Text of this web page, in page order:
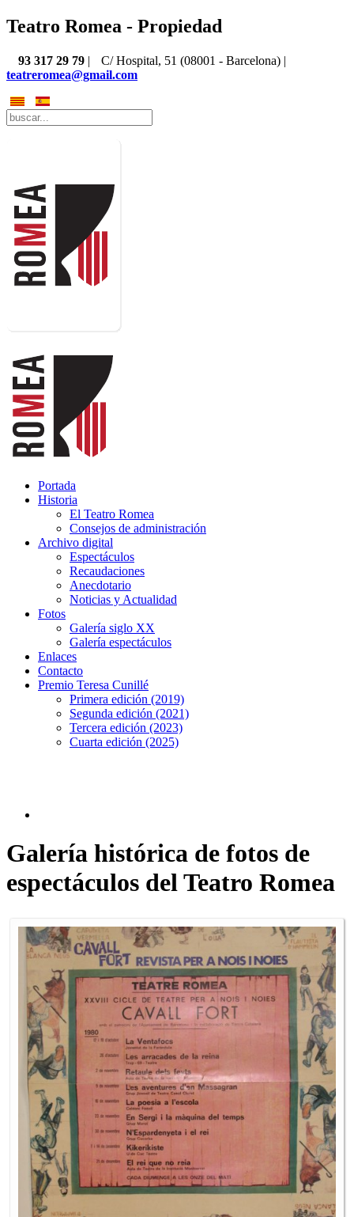
Teatro Romea - Propiedad
93 317 29 79 |
C/ Hospital, 51 (08001 - Barcelona) |
teatreromea@gmail.com
Portada
Historia
El Teatro Romea
Consejos de administración
Archivo digital
Espectáculos
Recaudaciones
Anecdotario
Noticias y Actualidad
Fotos
Galería siglo XX
Galería espectáculos
Enlaces
Contacto
Premio Teresa Cunillé
Primera edición (2019)
Segunda edición (2021)
Tercera edición (2023)
Cuarta edición (2025)
Galería histórica de fotos de
espectáculos del Teatro Romea